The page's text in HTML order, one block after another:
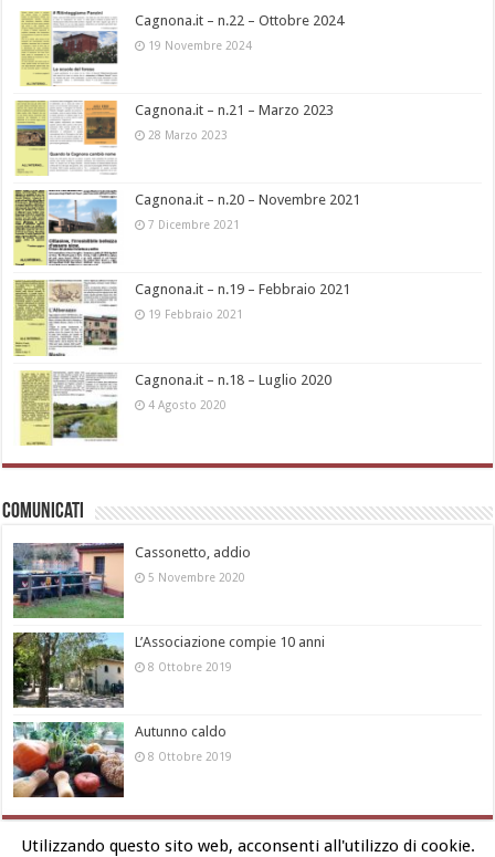
Cagnona.it – n.22 – Ottobre 2024
19 Novembre 2024
Cagnona.it – n.21 – Marzo 2023
28 Marzo 2023
Cagnona.it – n.20 – Novembre 2021
7 Dicembre 2021
Cagnona.it – n.19 – Febbraio 2021
19 Febbraio 2021
Cagnona.it – n.18 – Luglio 2020
4 Agosto 2020
Comunicati
Cassonetto, addio
5 Novembre 2020
L’Associazione compie 10 anni
8 Ottobre 2019
Autunno caldo
8 Ottobre 2019
Utilizzando questo sito web, acconsenti all'utilizzo di cookie.